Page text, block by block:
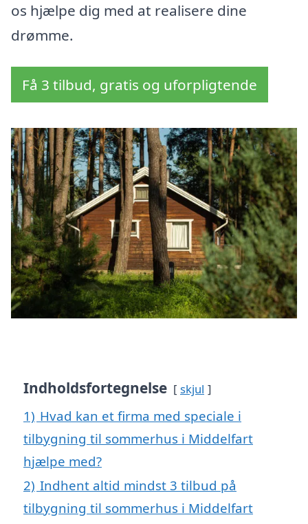
os hjælpe dig med at realisere dine
drømme.
Få 3 tilbud, gratis og uforpligtende
Indholdsfortegnelse skjul
1) Hvad kan et firma med speciale i
tilbygning til sommerhus i Middelfart
hjælpe med?
2) Indhent altid mindst 3 tilbud på
tilbygning til sommerhus i Middelfart